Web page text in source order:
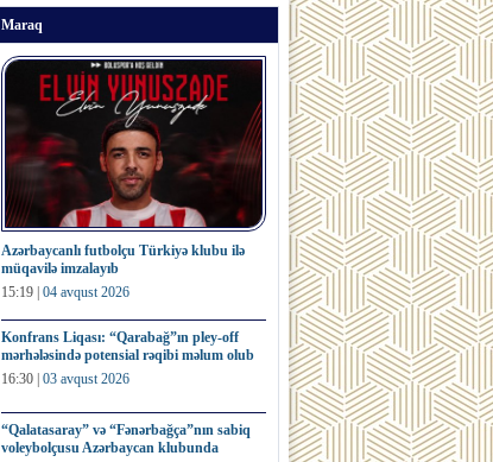
Maraq
Azərbaycanlı futbolçu Türkiyə klubu ilə
müqavilə imzalayıb
15:19 | 04 avqust 2026
Konfrans Liqası: “Qarabağ”ın pley-off
mərhələsində potensial rəqibi məlum olub
16:30 | 03 avqust 2026
“Qalatasaray” və “Fənərbağça”nın sabiq
voleybolçusu Azərbaycan klubunda